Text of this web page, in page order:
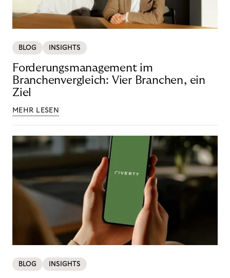
BLOG INSIGHTS
Forderungsmanagement im
Branchenvergleich: Vier Branchen, ein
Ziel
MEHR LESEN
BLOG INSIGHTS